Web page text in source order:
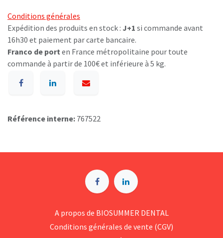
Conditions générales
Expédition des produits en stock : J+1 si commande avant
16h30 et paiement par carte bancaire.
Franco de port en France métropolitaine pour toute
commande à partir de 100€ et inférieure à 5 kg.
Référence interne: 767522
A p​ropos de BIOSUMMER DENTAL
Conditions générales d​e vente (CGV)